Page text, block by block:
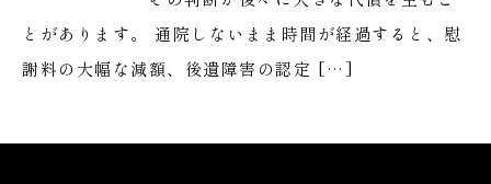
とがあります。 通院しないまま時間が経過すると、慰
謝料の大幅な減額、後遺障害の認定 […]